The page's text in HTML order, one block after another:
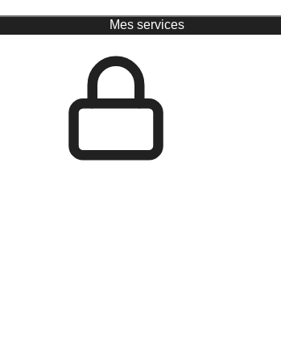
Mes services